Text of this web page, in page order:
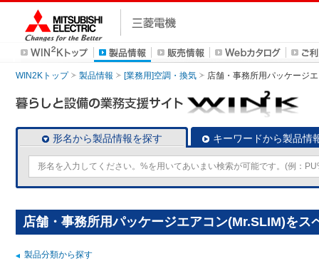
WIN2Kトップ 製品情報 [業務用]空調・換気 店舗・事務所用パッケージ
形名から製品情報を探す キーワードから製品情
店舗・事務所用パッケージエアコン(Mr.SLIM)をス
製品分類から探す